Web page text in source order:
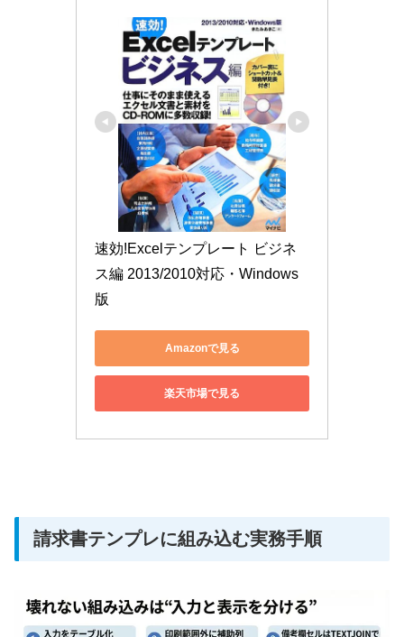
速効!Excelテンプレート ビジネ
ス編 2013/2010対応・Windows
版
Amazonで見る
楽天市場で見る
請求書テンプレに組み込む実務手順